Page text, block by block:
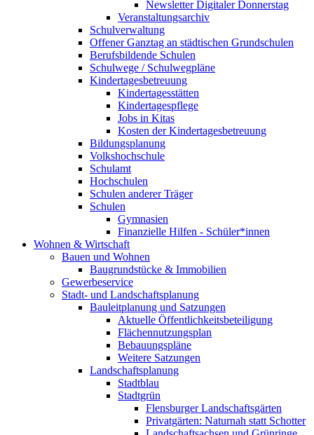
Newsletter Digitaler Donnerstag
Veranstaltungsarchiv
Schulverwaltung
Offener Ganztag an städtischen Grundschulen
Berufsbildende Schulen
Schulwege / Schulwegpläne
Kindertagesbetreuung
Kindertagesstätten
Kindertagespflege
Jobs in Kitas
Kosten der Kindertagesbetreuung
Bildungsplanung
Volkshochschule
Schulamt
Hochschulen
Schulen anderer Träger
Schulen
Gymnasien
Finanzielle Hilfen - Schüler*innen
Wohnen & Wirtschaft
Bauen und Wohnen
Baugrundstücke & Immobilien
Gewerbeservice
Stadt- und Landschaftsplanung
Bauleitplanung und Satzungen
Aktuelle Öffentlichkeitsbeteiligung
Flächennutzungsplan
Bebauungspläne
Weitere Satzungen
Landschaftsplanung
Stadtblau
Stadtgrün
Flensburger Landschaftsgärten
Privatgärten: Naturnah statt Schotter